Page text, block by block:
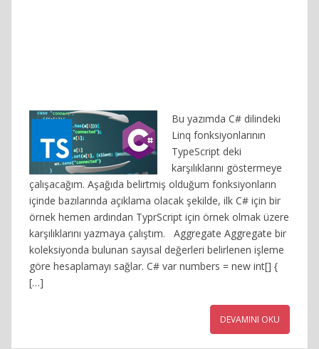
Bu yazımda C# dilindeki
Linq fonksiyonlarının
TypeScript deki
karşılıklarını göstermeye
çalışacağım. Aşağıda belirtmiş olduğum fonksiyonların
içinde bazılarında açıklama olacak şekilde, ilk C# için bir
örnek hemen ardından TyprScript için örnek olmak üzere
karşılıklarını yazmaya çalıştım. Aggregate Aggregate bir
koleksiyonda bulunan sayısal değerleri belirlenen işleme
göre hesaplamayı sağlar. C# var numbers = new int[] {
[…]
DEVAMINI OKU